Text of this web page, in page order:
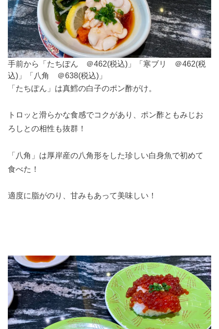
手前から「たちぽん ＠462(税込)」「寒ブリ ＠462(税
込)」「八角 ＠638(税込)」
「たちぽん」は真鱈の白子のポン酢がけ。
トロッと滑らかな食感でコクがあり、ポン酢ともみじお
ろしとの相性も抜群！
「八角」は厚岸産の八角形をした珍しい白身魚で初めて
食べた！
適度に脂がのり、甘みもあって美味しい！